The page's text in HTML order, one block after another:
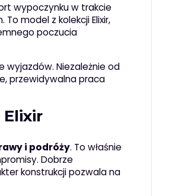
wypoczynku w trakcie
model z kolekcji Elixir,
poczucia
wyjazdów. Niezależnie od
przewidywalna praca
i podróży. To właśnie
Dobrze
konstrukcji pozwala na